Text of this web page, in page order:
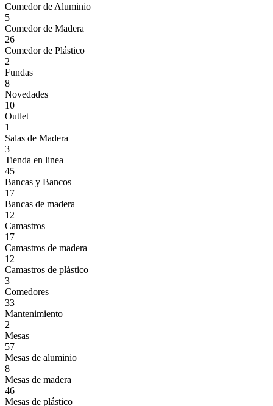
Comedor de Aluminio
5
Comedor de Madera
26
Comedor de Plástico
2
Fundas
8
Novedades
10
Outlet
1
Salas de Madera
3
Tienda en linea
45
Bancas y Bancos
17
Bancas de madera
12
Camastros
17
Camastros de madera
12
Camastros de plástico
3
Comedores
33
Mantenimiento
2
Mesas
57
Mesas de aluminio
8
Mesas de madera
46
Mesas de plástico